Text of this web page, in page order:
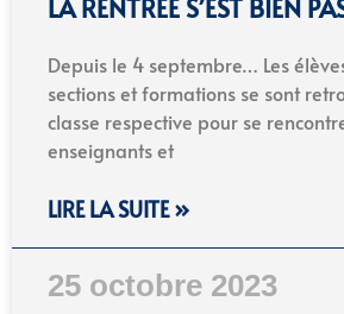
LA RENTRÉE S’EST BIEN
Depuis le 4 septembre… Les
sections et formations se sont
classe respective pour se
enseignants et
LIRE LA SUITE »
25 octobre 2023